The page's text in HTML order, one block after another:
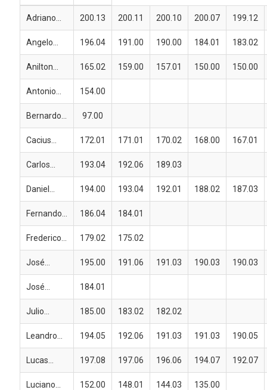
Adriano... 200.13 200.11 200.10 200.07 199.12
Angelo... 196.04 191.00 190.00 184.01 183.02
Anilton... 165.02 159.00 157.01 150.00 150.00
Antonio... 154.00
Bernardo... 97.00
Cacius... 172.01 171.01 170.02 168.00 167.01
Carlos... 193.04 192.06 189.03
Daniel... 194.00 193.04 192.01 188.02 187.03
Fernando... 186.04 184.01
Frederico... 179.02 175.02
José... 195.00 191.06 191.03 190.03 190.03
José... 184.01
Julio... 185.00 183.02 182.02
Leandro... 194.05 192.06 191.03 191.03 190.05
Lucas... 197.08 197.06 196.06 194.07 192.07
Luciano... 152.00 148.01 144.03 135.00